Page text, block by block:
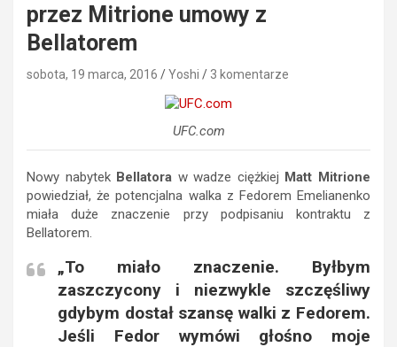
przez Mitrione umowy z
Bellatorem
sobota, 19 marca, 2016 Yoshi 3 komentarze
UFC.com
Nowy nabytek Bellatora w wadze ciężkiej Matt Mitrione
powiedział, że potencjalna walka z Fedorem Emelianenko
miała duże znaczenie przy podpisaniu kontraktu z
Bellatorem.
„To miało znaczenie. Byłbym
zaszczycony i niezwykle szczęśliwy
gdybym dostał szansę walki z Fedorem.
Jeśli Fedor wymówi głośno moje